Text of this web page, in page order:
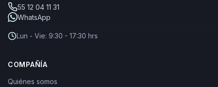
55 12 04 11 31
WhatsApp
Lun - Vie: 9:30 - 17:30 hrs
COMPAÑÍA
Quiénes somos